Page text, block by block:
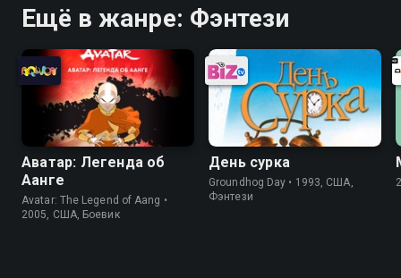
Ещё в жанре: Фэнтези
Аватар: Легенда об
Аанге
Avatar: The Legend of Aang •
2005, США, Боевик
День сурка
Groundhog Day • 1993, США,
Фэнтези